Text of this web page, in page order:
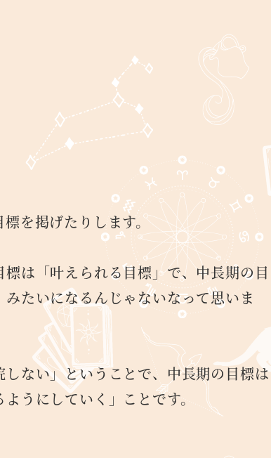
を掲げたりします。
は「叶えられる目標」で、中長期の目
たいになるんじゃないなって思いま
ない」ということで、中長期の目標は
うにしていく」ことです。